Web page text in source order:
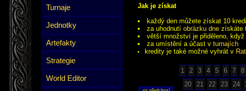
Turnaje
Jednotky
Artefakty
Strategie
World Editor
Jak je získat
každý den můžete získat 10
za uhodnutí obrázku dne získáte
větší množství je přiděleno,
za umístění a účast v turnajích
kredity je také možné vyhrát v
1 2 3 4 5 6 7 8
20
21 22 23 24